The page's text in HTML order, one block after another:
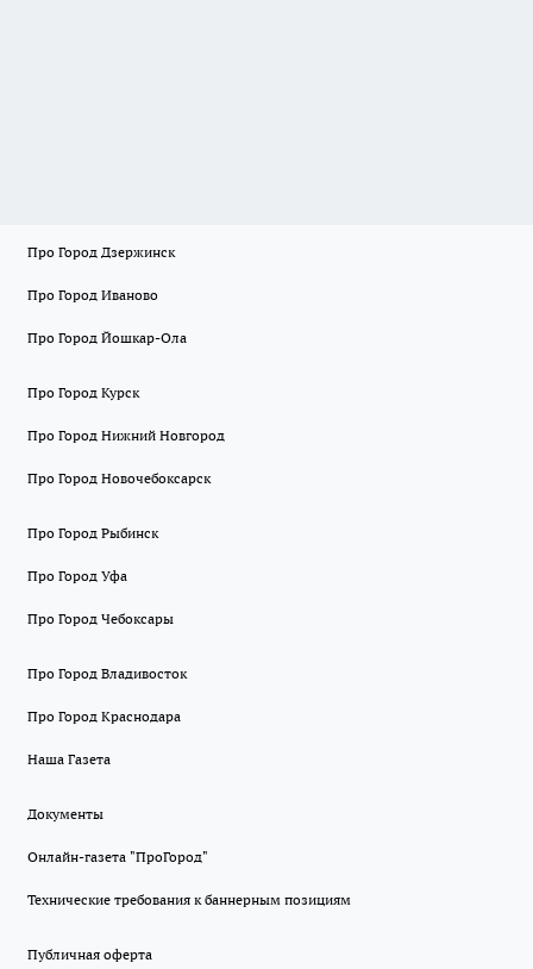
Про Город Дзержинск
Про Город Иваново
Про Город Йошкар-Ола
Про Город Курск
Про Город Нижний Новгород
Про Город Новочебоксарск
Про Город Рыбинск
Про Город Уфа
Про Город Чебоксары
Про Город Владивосток
Про Город Краснодара
Наша Газета
Документы
Онлайн-газета "ПроГород"
Технические требования к баннерным позициям
Публичная оферта